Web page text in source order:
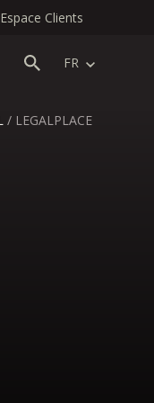
Espace Clients
FR
/ LEGALPLACE